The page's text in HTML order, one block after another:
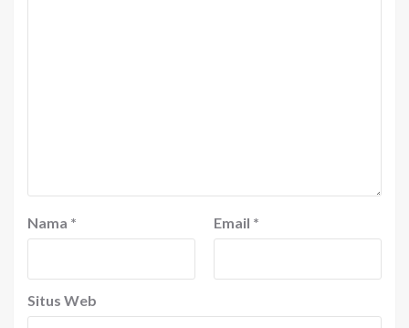
Nama * Email *
Situs Web